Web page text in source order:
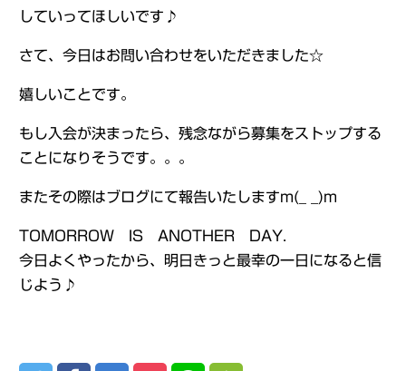
していってほしいです♪
さて、今日はお問い合わせをいただきました☆
嬉しいことです。
もし入会が決まったら、残念ながら募集をストップする
ことになりそうです。。。
またその際はブログにて報告いたしますm(_ _)m
TOMORROW IS ANOTHER DAY.
今日よくやったから、明日きっと最幸の一日になると信
じよう♪